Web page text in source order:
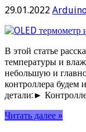
29.01.2022
В этой статье
температуры и
небольшую и
контроллера
детали:►
Читать далее »